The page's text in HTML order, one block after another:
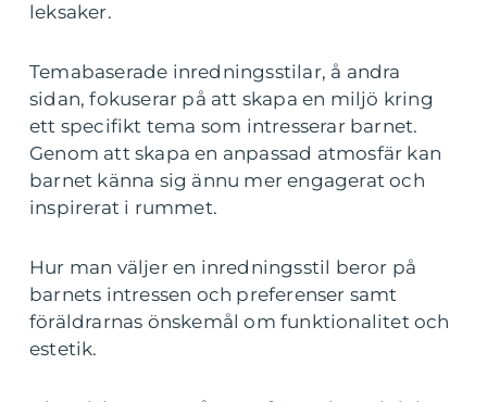
leksaker.
Temabaserade inredningsstilar, å andra
sidan, fokuserar på att skapa en miljö kring
ett specifikt tema som intresserar barnet.
Genom att skapa en anpassad atmosfär kan
barnet känna sig ännu mer engagerat och
inspirerat i rummet.
Hur man väljer en inredningsstil beror på
barnets intressen och preferenser samt
föräldrarnas önskemål om funktionalitet och
estetik.